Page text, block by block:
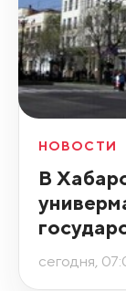
НОВОСТИ
В
сегодня,